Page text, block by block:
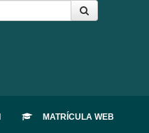
MATRÍCULA WEB